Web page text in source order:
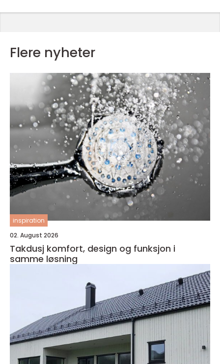
Flere nyheter
inspiration
02. August 2026
Takdusj komfort, design og funksjon i
samme løsning